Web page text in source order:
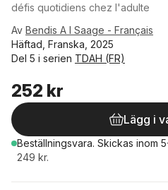
défis quotidiens chez l'adulte
Av Bendis A I Saage - Français
Häftad, Franska, 2025
Del 5 i serien TDAH (FR)
252 kr
Lägg i
Beställningsvara. Skickas inom
249 kr.